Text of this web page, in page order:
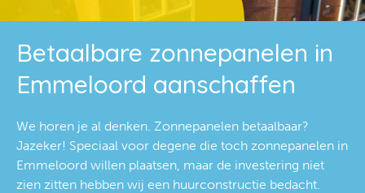
Betaalbare zonnepanelen in
Emmeloord aanschaffen
We horen je al denken. Zonnepanelen betaalbaar?
Jazeker! Speciaal voor degene die toch zonnepanelen in
Emmeloord willen plaatsen, maar de investering niet
zien zitten hebben wij een huurconstructie bedacht.